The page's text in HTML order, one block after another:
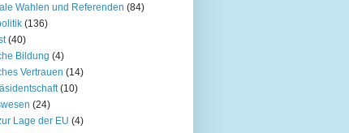
Wahlen und Referenden (84)
(136)
(40)
Bildung (4)
Vertrauen (14)
(10)
(24)
Lage der EU (4)